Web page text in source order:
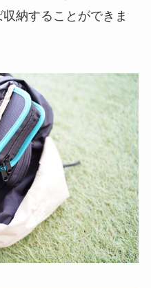
納することができま